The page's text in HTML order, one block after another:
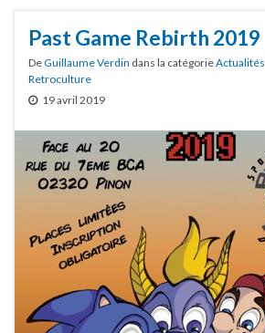
Past Game Rebirth 2019
DeGuillaume Verdin dans la catégorieActualités
Retroculture
19 avril 2019